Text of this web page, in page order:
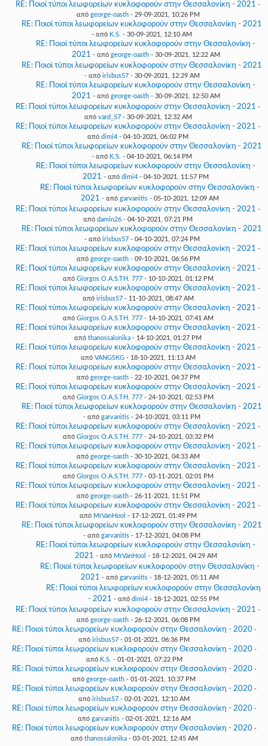
RE: Ποιοί τύποι λεωφορείων κυκλοφορούν στην Θεσσαλονίκη - 2021 -
από george-oasth- 29-09-2021, 10:26 PM
RE: Ποιοί τύποι λεωφορείων κυκλοφορούν στην Θεσσαλονίκη - 2021
- από K.S. - 30-09-2021, 12:10 AM
RE: Ποιοί τύποι λεωφορείων κυκλοφορούν στην Θεσσαλονίκη -
2021 - από george-oasth- 30-09-2021, 12:22 AM
RE: Ποιοί τύποι λεωφορείων κυκλοφορούν στην Θεσσαλονίκη - 2021
- από irisbus57- 30-09-2021, 12:29 AM
RE: Ποιοί τύποι λεωφορείων κυκλοφορούν στην Θεσσαλονίκη -
2021 - από george-oasth- 30-09-2021, 12:50 AM
RE: Ποιοί τύποι λεωφορείων κυκλοφορούν στην Θεσσαλονίκη - 2021 -
από vard_57- 30-09-2021, 12:32 AM
RE: Ποιοί τύποι λεωφορείων κυκλοφορούν στην Θεσσαλονίκη - 2021 -
από dimi4 - 04-10-2021, 06:02 PM
RE: Ποιοί τύποι λεωφορείων κυκλοφορούν στην Θεσσαλονίκη - 2021
- από K.S. - 04-10-2021, 06:14 PM
RE: Ποιοί τύποι λεωφορείων κυκλοφορούν στην Θεσσαλονίκη -
2021 - από dimi4 - 04-10-2021, 11:57 PM
RE: Ποιοί τύποι λεωφορείων κυκλοφορούν στην Θεσσαλονίκη -
2021 - από garvanitis- 05-10-2021, 12:09 AM
RE: Ποιοί τύποι λεωφορείων κυκλοφορούν στην Θεσσαλονίκη - 2021 -
από damin26 - 04-10-2021, 07:21 PM
RE: Ποιοί τύποι λεωφορείων κυκλοφορούν στην Θεσσαλονίκη - 2021
- από irisbus57- 04-10-2021, 07:24 PM
RE: Ποιοί τύποι λεωφορείων κυκλοφορούν στην Θεσσαλονίκη - 2021 -
από george-oasth- 09-10-2021, 06:56 PM
RE: Ποιοί τύποι λεωφορείων κυκλοφορούν στην Θεσσαλονίκη - 2021 -
από Giorgos O.A.S.TH. 777- 10-10-2021, 01:12 PM
RE: Ποιοί τύποι λεωφορείων κυκλοφορούν στην Θεσσαλονίκη - 2021 -
από irisbus57- 11-10-2021, 08:47 AM
RE: Ποιοί τύποι λεωφορείων κυκλοφορούν στην Θεσσαλονίκη - 2021 -
από Giorgos O.A.S.TH. 777- 14-10-2021, 07:41 AM
RE: Ποιοί τύποι λεωφορείων κυκλοφορούν στην Θεσσαλονίκη - 2021 -
από thanossalonika - 14-10-2021, 01:27 PM
RE: Ποιοί τύποι λεωφορείων κυκλοφορούν στην Θεσσαλονίκη - 2021 -
από VANGSKG- 18-10-2021, 11:13 AM
RE: Ποιοί τύποι λεωφορείων κυκλοφορούν στην Θεσσαλονίκη - 2021 -
από george-oasth- 22-10-2021, 04:37 PM
RE: Ποιοί τύποι λεωφορείων κυκλοφορούν στην Θεσσαλονίκη - 2021 -
από Giorgos O.A.S.TH. 777- 24-10-2021, 02:53 PM
RE: Ποιοί τύποι λεωφορείων κυκλοφορούν στην Θεσσαλονίκη - 2021
- από garvanitis - 24-10-2021, 03:11 PM
RE: Ποιοί τύποι λεωφορείων κυκλοφορούν στην Θεσσαλονίκη - 2021 -
από Giorgos O.A.S.TH. 777- 24-10-2021, 03:32 PM
RE: Ποιοί τύποι λεωφορείων κυκλοφορούν στην Θεσσαλονίκη - 2021 -
από george-oasth- 30-10-2021, 04:33 AM
RE: Ποιοί τύποι λεωφορείων κυκλοφορούν στην Θεσσαλονίκη - 2021 -
από Giorgos O.A.S.TH. 777- 03-11-2021, 02:01 PM
RE: Ποιοί τύποι λεωφορείων κυκλοφορούν στην Θεσσαλονίκη - 2021 -
από george-oasth- 26-11-2021, 11:51 PM
RE: Ποιοί τύποι λεωφορείων κυκλοφορούν στην Θεσσαλονίκη - 2021 -
από MrVanHool - 17-12-2021, 01:49 PM
RE: Ποιοί τύποι λεωφορείων κυκλοφορούν στην Θεσσαλονίκη - 2021
- από garvanitis - 17-12-2021, 04:08 PM
RE: Ποιοί τύποι λεωφορείων κυκλοφορούν στην Θεσσαλονίκη -
2021 - από MrVanHool - 18-12-2021, 04:29 AM
RE: Ποιοί τύποι λεωφορείων κυκλοφορούν στην Θεσσαλονίκη -
2021 - από garvanitis- 18-12-2021, 05:11 AM
RE: Ποιοί τύποι λεωφορείων κυκλοφορούν στην Θεσσαλονίκη
- 2021 - από dimi4 - 18-12-2021, 02:55 PM
RE: Ποιοί τύποι λεωφορείων κυκλοφορούν στην Θεσσαλονίκη - 2021 -
από george-oasth- 26-12-2021, 06:08 PM
RE: Ποιοί τύποι λεωφορείων κυκλοφορούν στην Θεσσαλονίκη - 2020 -
από irisbus57 - 01-01-2021, 06:36 PM
RE: Ποιοί τύποι λεωφορείων κυκλοφορούν στην Θεσσαλονίκη - 2020 -
από K.S. - 01-01-2021, 07:22 PM
RE: Ποιοί τύποι λεωφορείων κυκλοφορούν στην Θεσσαλονίκη - 2020 -
από george-oasth - 01-01-2021, 10:37 PM
RE: Ποιοί τύποι λεωφορείων κυκλοφορούν στην Θεσσαλονίκη - 2020 -
από irisbus57 - 02-01-2021, 12:10 AM
RE: Ποιοί τύποι λεωφορείων κυκλοφορούν στην Θεσσαλονίκη - 2020 -
από garvanitis- 02-01-2021, 12:16 AM
RE: Ποιοί τύποι λεωφορείων κυκλοφορούν στην Θεσσαλονίκη - 2020 -
από thanossalonika- 03-01-2021, 12:45 AM